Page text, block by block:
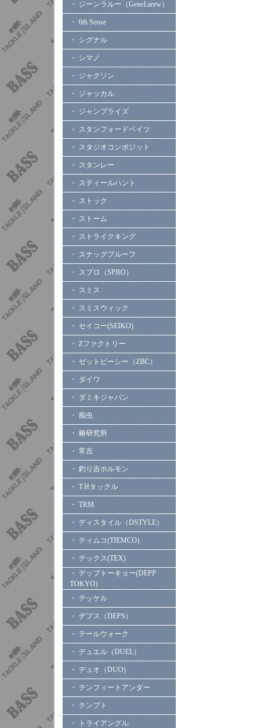
・ ジーンラルー（GeneLarew）
・ 6th Sense
・ シグナル
・ シマノ
・ ジャクソン
・ ジャッカル
・ ジャンプライズ
・ スタンフォードベイツ
・ スタジオコンポジット
・ スタンレー
・ スティールハント
・ ストック
・ ストーム
・ ストライクキング
・ スナッグプルーフ
・ スプロ（SPRO）
・ スミス
・ スミスウィック
・ セイコー(SEIKO)
・ Zファクトリー
・ ゼットビーシー（ZBC）
・ ダイワ
・ ダミキジャパン
・ 痴虫
・ 椿研究所
・ 常吉
・ 釣り吉ホルモン
・ T.Hタックル
・ TRM
・ ディスタイル（DSTYLE）
・ ティムコ(TIEMCO)
・ テックス(TEX)
・ デップトーキョー(DEPP
TOKYO)
・ テッケル
・ デプス（DEPS）
・ テールウォーク
・ デュエル（DUEL）
・ デュオ（DUO)
・ テンフィートアンダー
・ テンプト
・ トライアングル